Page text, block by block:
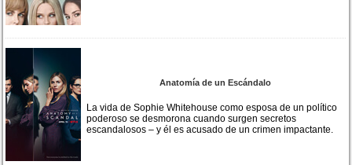
Anatomía de un Escándalo
La vida de Sophie Whitehouse como esposa de un político
poderoso se desmorona cuando surgen secretos
escandalosos – y él es acusado de un crimen impactante.